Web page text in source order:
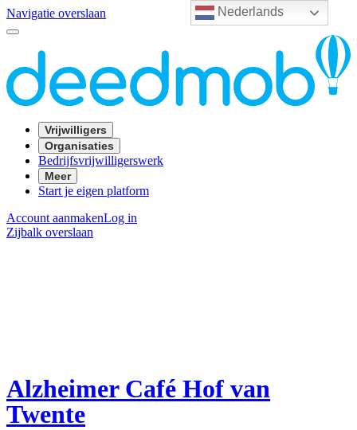
Nederlands
Navigatie overslaan
Vrijwilligers
Organisaties
Bedrijfsvrijwilligerswerk
Meer
Start je eigen platform
Account aanmakenLog in
Zijbalk overslaan
Alzheimer Café Hof van
Twente